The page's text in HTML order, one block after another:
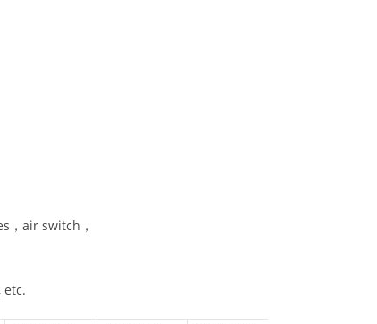
air switch，
etc.